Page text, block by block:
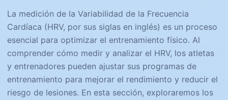
La medición de la Variabilidad de la Frecuencia
Cardíaca (HRV, por sus siglas en inglés) es un proceso
esencial para optimizar el entrenamiento físico. Al
comprender cómo medir y analizar el HRV, los atletas
y entrenadores pueden ajustar sus programas de
entrenamiento para mejorar el rendimiento y reducir el
riesgo de lesiones. En esta sección, exploraremos los